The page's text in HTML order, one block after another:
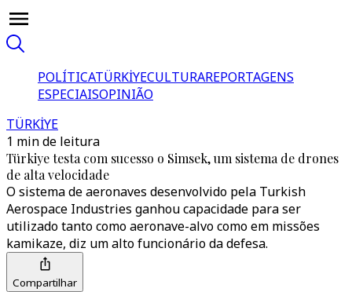
POLÍTICATÜRKİYECULTURAREPORTAGENS
ESPECIAISOPINIÃO
TÜRKİYE
1 min de leitura
Türkiye testa com sucesso o Simsek, um sistema de drones
de alta velocidade
O sistema de aeronaves desenvolvido pela Turkish
Aerospace Industries ganhou capacidade para ser
utilizado tanto como aeronave-alvo como em missões
kamikaze, diz um alto funcionário da defesa.
Compartilhar